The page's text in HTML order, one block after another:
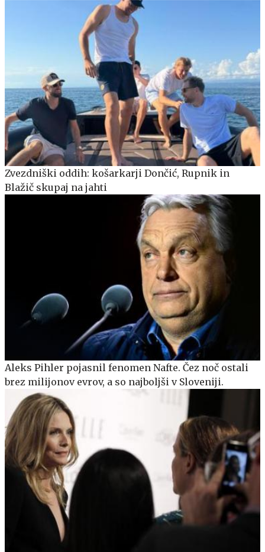
Zvezdniški oddih: košarkarji Dončić, Rupnik in
Blažič skupaj na jahti
Aleks Pihler pojasnil fenomen Nafte. Čez noč ostali
brez milijonov evrov, a so najboljši v Sloveniji.